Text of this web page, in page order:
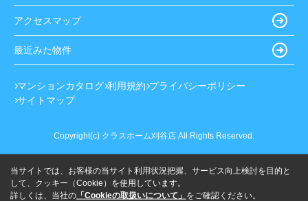
アクセスマップ
最近みた物件
マンションカタログ 利用規約 プライバシーポリシー
サイトマップ
Copyright(c) クラスホーム刈谷店 All Rights Reserved.
当サイトでは、お客様の当サイト利用状況把握、サービス向上検討を目的と
して、クッキー（Cookie）を使用しています。
詳しくは、当社の 「Cookieの取扱いについて」 をご確認ください。